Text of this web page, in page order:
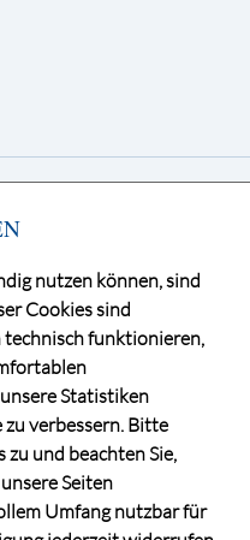
nutzen können, sind
Cookies sind
technisch funktionieren,
Statistiken
verbessern. Bitte
zu und beachten Sie,
Seiten
Umfang nutzbar für